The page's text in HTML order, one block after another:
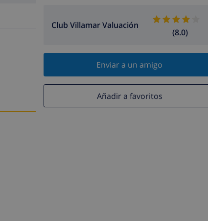
Club Villamar Valuación
(8.0)
Enviar a un amigo
Añadir a favoritos